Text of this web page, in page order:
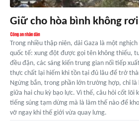
Giữ cho hòa bình không
Trong nhiều thập niên, dải Gaza là một
quốc tế: xung đột được gọi tên không thiếu,
đều đặn, các sáng kiến trung gian nối tiếp
thực chất lại hiếm khi tồn tại đủ lâu để trở
Ngừng bắn, trong phần lớn trường hợp, chỉ là
giữa hai chu kỳ bạo lực. Vì thế, câu hỏi cốt lõi
tiếng súng tạm dừng mà là làm thế nào để
vỡ ngay khi thế giới vừa quay lưng.